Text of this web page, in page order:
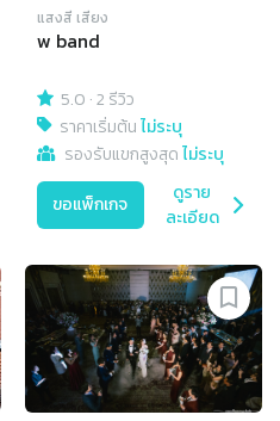
แสงสี เสียง
w band
5.0 ·2 รีวิว
ราคาเริ่มต้นไม่ระบุ
รองรับแขกสูงสุดไม่ระบุ
ขอแพ็กเกจ
ดูราย
ละเอียด